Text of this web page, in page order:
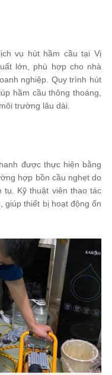
vụ hút hầm cầu tại Vị
lớn, phù hợp cho nhà
nghiệp. Quy trình hút
hầm cầu thông thoáng,
trường lâu dài.
được thực hiện bằng
hợp bồn cầu nghẹt do
tụ. Kỹ thuật viên thao tác
giúp thiết bị hoạt động ổn